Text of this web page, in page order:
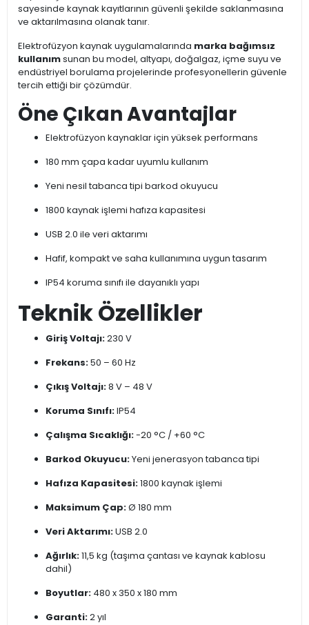
sayesinde kaynak kayıtlarının güvenli şekilde saklanmasına
ve aktarılmasına olanak tanır.
Elektrofüzyon kaynak uygulamalarında marka bağımsız
kullanımsunan bu model, altyapı, doğalgaz, içme suyu ve
endüstriyel borulama projelerinde profesyonellerin güvenle
tercih ettiği bir çözümdür.
Öne Çıkan Avantajlar
Elektrofüzyon kaynaklar için yüksek performans
180 mm çapa kadar uyumlu kullanım
Yeni nesil tabanca tipi barkod okuyucu
1800 kaynak işlemi hafıza kapasitesi
USB 2.0 ile veri aktarımı
Hafif, kompakt ve saha kullanımına uygun tasarım
IP54 koruma sınıfı ile dayanıklı yapı
Teknik Özellikler
Giriş Voltajı:230 V
Frekans:50 – 60 Hz
Çıkış Voltajı:8 V – 48 V
Koruma Sınıfı:IP54
Çalışma Sıcaklığı:-20 °C / +60 °C
Barkod Okuyucu:Yeni jenerasyon tabanca tipi
Hafıza Kapasitesi:1800 kaynak işlemi
Maksimum Çap:Ø 180 mm
Veri Aktarımı:USB 2.0
Ağırlık:11,5 kg (taşıma çantası ve kaynak kablosu
dahil)
Boyutlar: 480 x 350 x 180 mm
Garanti:2 yıl